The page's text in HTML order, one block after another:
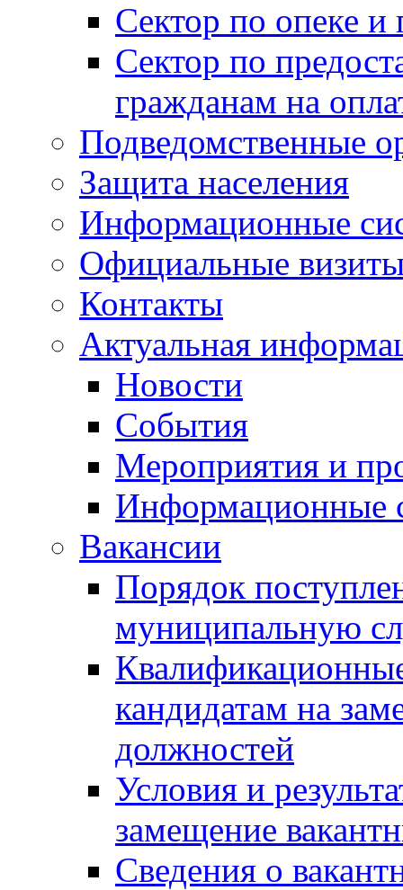
Сектор по опеке и
Сектор по
гражданам на
Подведомственные
Защита населения
Информационные
Официальные
Контакты
Актуальная
Новости
События
Мероприятия и
Информационные
Вакансии
Порядок
муниципальную
кандидатам на
должностей
Условия и
замещение
Сведения о